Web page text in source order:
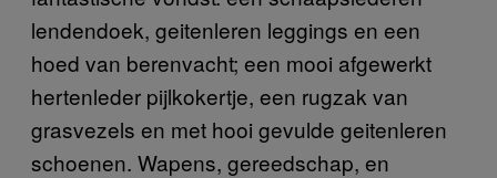
lendendoek, geitenleren leggings en een
hoed van berenvacht; een mooi afgewerkt
hertenleder pijlkokertje, een rugzak van
grasvezels en met hooi gevulde geitenleren
schoenen. Wapens, gereedschap, en